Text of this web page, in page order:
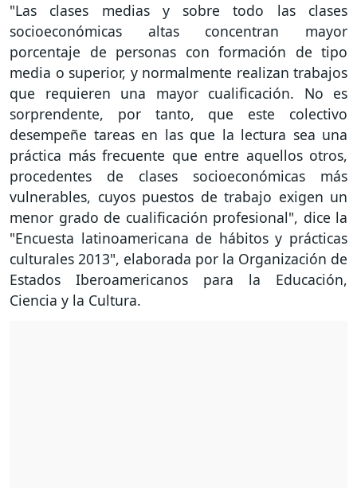
"Las clases medias y sobre todo las clases
socioeconómicas altas concentran mayor
porcentaje de personas con formación de tipo
media o superior, y normalmente realizan trabajos
que requieren una mayor cualificación. No es
sorprendente, por tanto, que este colectivo
desempeñe tareas en las que la lectura sea una
práctica más frecuente que entre aquellos otros,
procedentes de clases socioeconómicas más
vulnerables, cuyos puestos de trabajo exigen un
menor grado de cualificación profesional", dice la
"Encuesta latinoamericana de hábitos y prácticas
culturales 2013", elaborada por la Organización de
Estados Iberoamericanos para la Educación,
Ciencia y la Cultura.